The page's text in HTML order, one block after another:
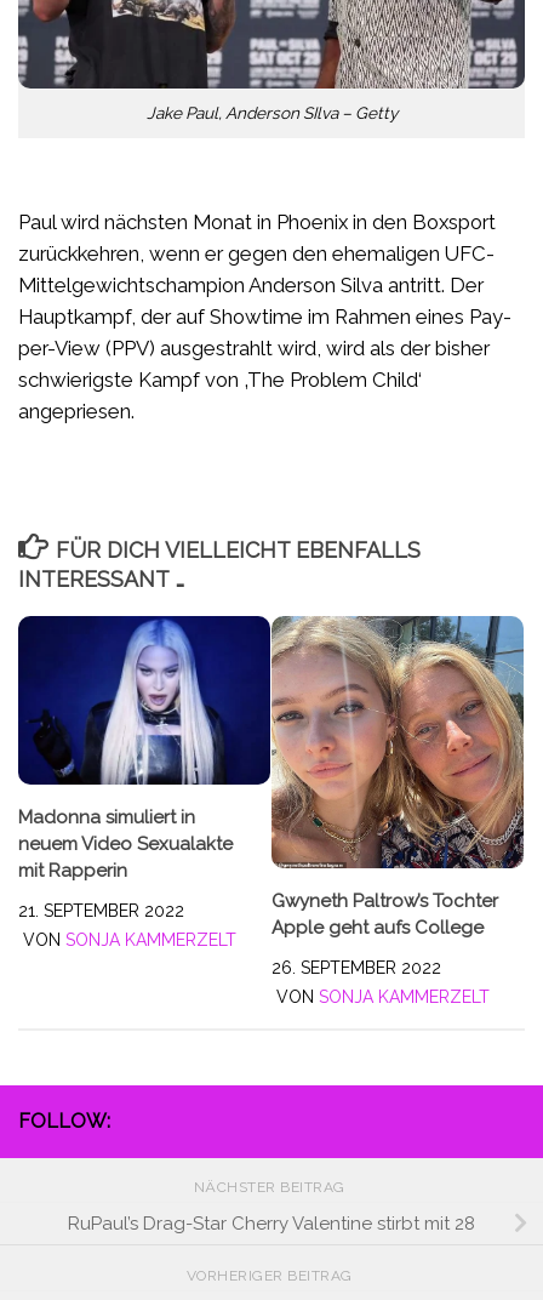
Jake Paul, Anderson SIlva – Getty
Paul wird nächsten Monat in Phoenix in den Boxsport
zurückkehren, wenn er gegen den ehemaligen UFC-
Mittelgewichtschampion Anderson Silva antritt. Der
Hauptkampf, der auf Showtime im Rahmen eines Pay-
per-View (PPV) ausgestrahlt wird, wird als der bisher
schwierigste Kampf von ‚The Problem Child‘
angepriesen.
FÜR DICH VIELLEICHT EBENFALLS
INTERESSANT …
Madonna simuliert in
neuem Video Sexualakte
mit Rapperin
21. SEPTEMBER 2022
VON SONJA KAMMERZELT
Gwyneth Paltrow’s Tochter
Apple geht aufs College
26. SEPTEMBER 2022
VON SONJA KAMMERZELT
FOLLOW:
NÄCHSTER BEITRAG
RuPaul’s Drag-Star Cherry Valentine stirbt mit 28
VORHERIGER BEITRAG